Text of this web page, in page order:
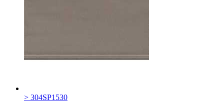
> 304SP1530